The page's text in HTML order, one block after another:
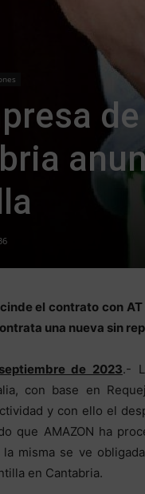
el contrato con
una nueva sin
de 2023.-
con base en
y con ello el
que AMAZON ha
misma se ve
en Cantabria.